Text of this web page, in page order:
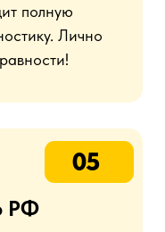
полную
Лично
РФ
05